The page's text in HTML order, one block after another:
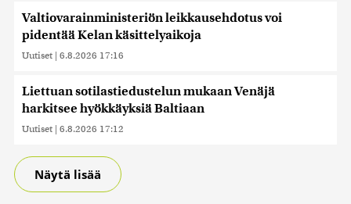
Valtiovarainministeriön leikkausehdotus voi
pidentää Kelan käsittelyaikoja
Uutiset | 6.8.2026 17:16
Liettuan sotilastiedustelun mukaan Venäjä
harkitsee hyökkäyksiä Baltiaan
Uutiset | 6.8.2026 17:12
Näytä lisää